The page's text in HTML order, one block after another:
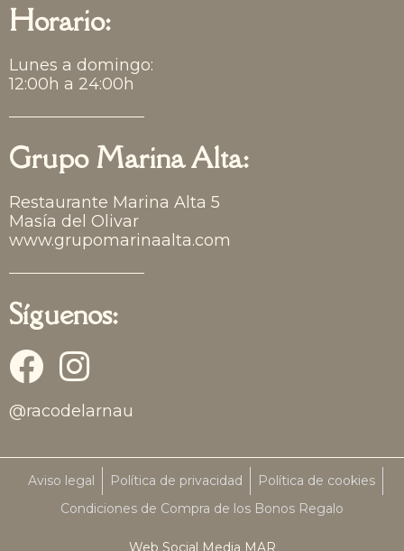
Horario:
Lunes a domingo:
12:00h a 24:00h
Grupo Marina Alta:
Restaurante Marina Alta 5
Masía del Olivar
www.grupomarinaalta.com
Síguenos:
F
a
e
I
n
t
a
@racodelarnau
Aviso legal Política de privacidad
Política de cookies
Condiciones de Compra de los Bonos Regalo
Web Social Media MAR